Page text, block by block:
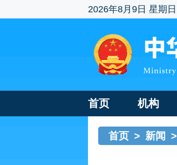
2026年8月9日 星期日
首页 机构
首页 > 新闻 >